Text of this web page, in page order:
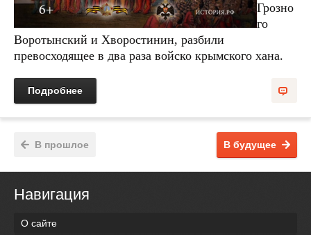
Грозно
го
Воротынский и Хворостинин, разбили
превосходящее в два раза войско крымского хана.
Подробнее
В будущее
В прошлое
Навигация
О сайте